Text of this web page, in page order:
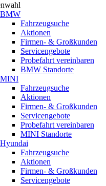
BMW
Fahrzeugsuche
Aktionen
Firmen- & Großkunden
Servicengebote
Probefahrt vereinbaren
BMW Standorte
MINI
Fahrzeugsuche
Aktionen
Firmen- & Großkunden
Servicengebote
Probefahrt vereinbaren
MINI Standorte
Hyundai
Fahrzeugsuche
Aktionen
Firmen- & Großkunden
Servicengebote